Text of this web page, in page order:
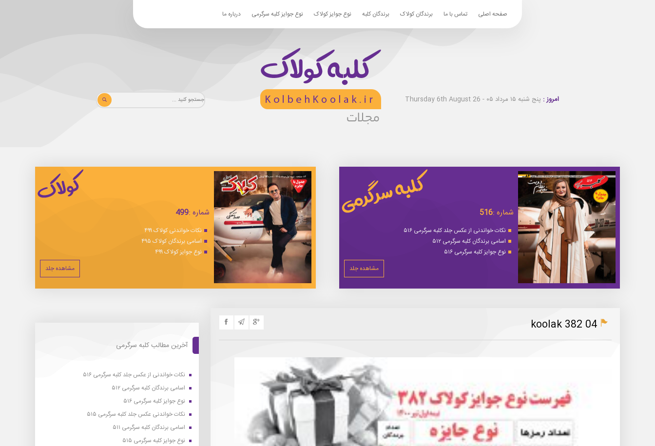
صفحه اصلی تماس با ما برندگان کولاک برندگان کلبه نوع جوایز کولاک نوع جوایز کلبه سرگرمی درباره ما
امروز : پنج شنبه ۱۵ مرداد ۰۵ - Thursday 6th August 26
شماره :516
نکات خواندنی از عکس جلد کلبه سرگرمی ۵۱۶
اسامی برندگان کلبه سرگرمی ۵۱۲
نوع جوایز کلبه سرگرمی ۵۱۶
مشاهده جلد
شماره :499
نکات خواندنی کولاک ۴۹۹
اسامی برندگان کولاک ۴۹۵
نوع جوایز کولاک ۴۹۹
مشاهده جلد
koolak 382 04
آخرین مطالب کلبه سرگرمی
نکات خواندنی از عکس جلد کلبه سرگرمی ۵۱۶
اسامی برندگان کلبه سرگرمی ۵۱۲
نوع جوایز کلبه سرگرمی ۵۱۶
نکات خواندنی عکس جلد کلبه سرگرمی ۵۱۵
اسامی برندگان کلبه سرگرمی ۵۱۱
نوع جوایز کلبه سرگرمی ۵۱۵